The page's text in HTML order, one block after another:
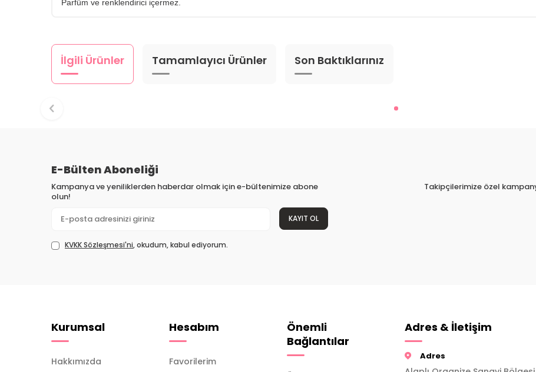
Parfüm ve renklendirici içermez.
İlgili Ürünler Tamamlayıcı Ürünler Son Baktıklarınız
E-Bülten Aboneliği
Kampanya ve yeniliklerden haberdar olmak için e-bültenimize abone
olun!
KAYIT OL
KVKK Sözleşmesi'ni, okudum, kabul ediyorum.
Takipçilerimize özel
Kurumsal
Hakkımızda
Hesabım
Favorilerim
Önemli
Bağlantılar
Adres & İletişim
Adres